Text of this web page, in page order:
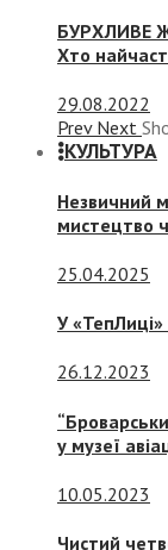
БУРХЛИВЕ
Хто
29.08.2022
Prev Next
КУЛЬТУРА
Незвичний
мистецтво
25.04.2025
У
26.12.2023
у музеї
10.05.2023
Чистий